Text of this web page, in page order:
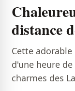
distance
Cette
d'une heure
charmes des